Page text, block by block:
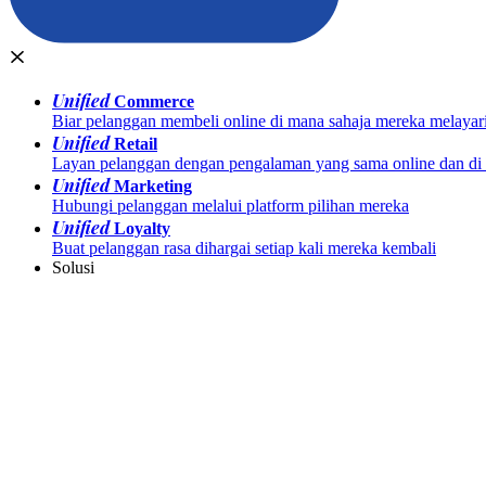
UnifiedCommerce
Biar pelanggan membeli online di mana sahaja mereka melayari
UnifiedRetail
Layan pelanggan dengan pengalaman yang sama online dan
UnifiedMarketing
Hubungi pelanggan melalui platform pilihan mereka
UnifiedLoyalty
Buat pelanggan rasa dihargai setiap kali mereka kembali
Solusi